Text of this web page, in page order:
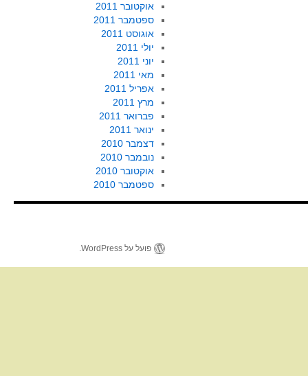
אוקטובר 2011
ספטמבר 2011
אוגוסט 2011
יולי 2011
יוני 2011
מאי 2011
אפריל 2011
מרץ 2011
פברואר 2011
ינואר 2011
דצמבר 2010
נובמבר 2010
אוקטובר 2010
ספטמבר 2010
פועל על WordPress.